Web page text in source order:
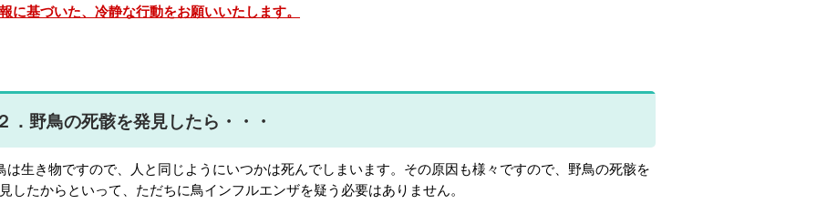
に基づいた、冷静な行動をお願いいたします。
．野鳥の死骸を発見したら・・・
は生き物ですので、人と同じようにいつかは死んでしまいます。その原因も様々ですので、野鳥の死骸を
したからといって、ただちに鳥インフルエンザを疑う必要はありません。